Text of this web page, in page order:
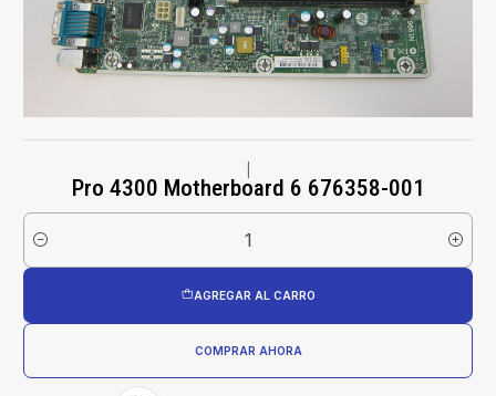
Pro 4300 Motherboard 6 676358-001
Cantidad
AGREGAR AL CARRO
COMPRAR AHORA